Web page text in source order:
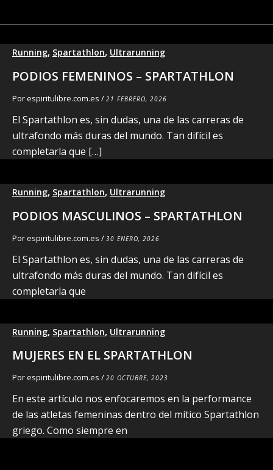
Running, Spartathlon, Ultrarunning
PODIOS FEMENINOS – SPARTATHLON
Porespiritulibre.com.es / 21 FEBRERO, 2026
El Spartathlon es, sin dudas, una de las carreras de
ultrafondo más duras del mundo. Tan difícil es
completarla que […]
Running, Spartathlon, Ultrarunning
PODIOS MASCULINOS – SPARTATHLON
Porespiritulibre.com.es / 30 ENERO, 2026
El Spartathlon es, sin dudas, una de las carreras de
ultrafondo más duras del mundo. Tan difícil es
completarla que
Running, Spartathlon, Ultrarunning
MUJERES EN EL SPARTATHLON
Porespiritulibre.com.es / 20 OCTUBRE, 2023
En este artículo nos enfocaremos en la performance
de las atletas femeninas dentro del mítico Spartathlon
griego. Como siempre en